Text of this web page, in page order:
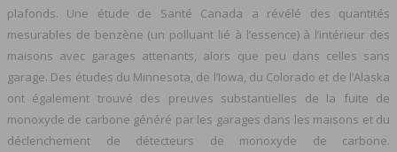
plafonds. Une étude de Santé Canada a révélé des quantités
mesurables de benzène (un polluant lié à l’essence) à l’intérieur des
maisons avec garages attenants, alors que peu dans celles sans
garage. Des études du Minnesota, de l’Iowa, du Colorado et de l’Alaska
ont également trouvé des preuves substantielles de la fuite de
monoxyde de carbone généré par les garages dans les maisons et du
déclenchement de détecteurs de monoxyde de carbone.